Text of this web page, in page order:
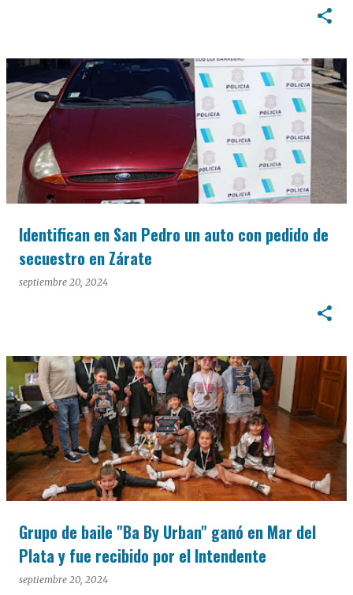
Identifican en San Pedro un auto con pedido de
secuestro en Zárate
septiembre 20, 2024
Grupo de baile "Ba By Urban" ganó en Mar del
Plata y fue recibido por el Intendente
septiembre 20, 2024